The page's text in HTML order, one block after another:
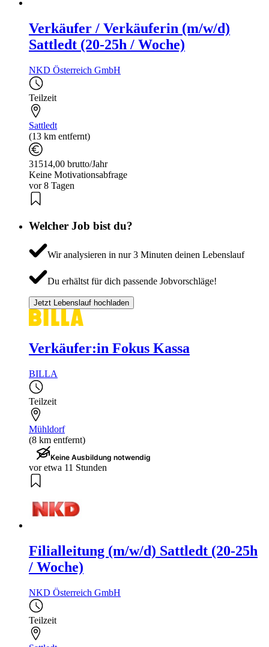
Verkäufer / Verkäuferin (m/w/d)
Sattledt (20-25h / Woche)
NKD Österreich GmbH
Teilzeit
Sattledt
(13 km entfernt)
31514,00 brutto/Jahr
Keine Motivationsabfrage
vor 8 Tagen
Welcher Job bist du?
Wir analysieren in nur 3 Minuten deinen Lebenslauf
Du erhältst für dich passende Jobvorschläge!
Jetzt Lebenslauf hochladen
Verkäufer:in Fokus Kassa
BILLA
Teilzeit
Mühldorf
(8 km entfernt)
Keine Ausbildung notwendig
vor etwa 11 Stunden
Filialleitung (m/w/d) Sattledt (20-25h
/ Woche)
NKD Österreich GmbH
Teilzeit